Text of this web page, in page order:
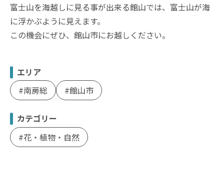
富士山を海越しに見る事が出来る館山では、富士山が海
に浮かぶように見えます。
この機会にぜひ、館山市にお越しください。
エリア
南房総
館山市
カテゴリー
花・植物・自然